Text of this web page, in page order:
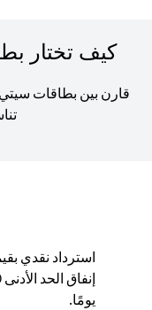
كيف تختار
قارن بين بطاقات سيتي
يومًا.